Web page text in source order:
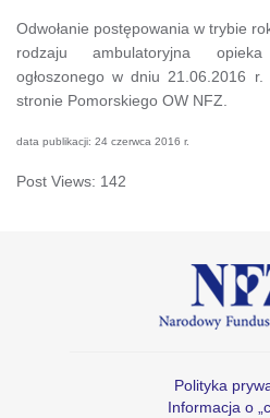
Odwołanie postępowania w trybie
rodzaju ambulatoryjna opieka
ogłoszonego w dniu 21.06.2016 r.
stronie Pomorskiego OW NFZ.
data publikacji: 24 czerwca 2016 r.
Post Views: 142
Polityka
Informacja o